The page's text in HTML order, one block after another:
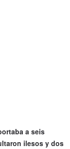
a seis
ilesos y dos